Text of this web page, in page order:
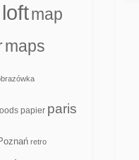
loftmap
maps
papier paris
retro